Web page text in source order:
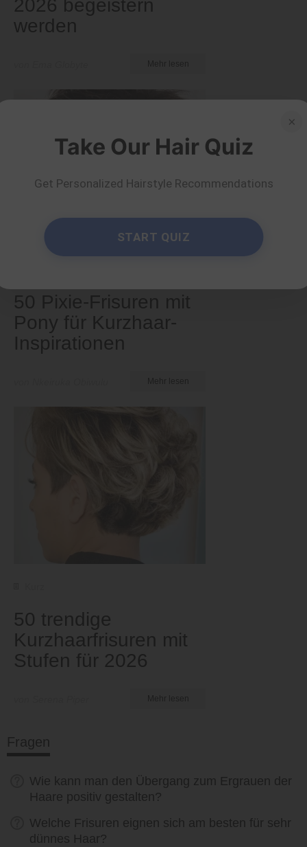
2026 begeistern
werden
50 Pixie-Frisuren mit
Pony für Kurzhaar-
Inspirationen
50 trendige
Kurzhaarfrisuren mit
Stufen für 2026
Fragen
Wie kann man den Übergang zum Ergrauen der
Haare positiv gestalten?
Welche Frisuren eignen sich am besten für sehr
dünnes Haar?
×
Take Our Hair Quiz
Get Personalized Hairstyle Recommendations
START QUIZ